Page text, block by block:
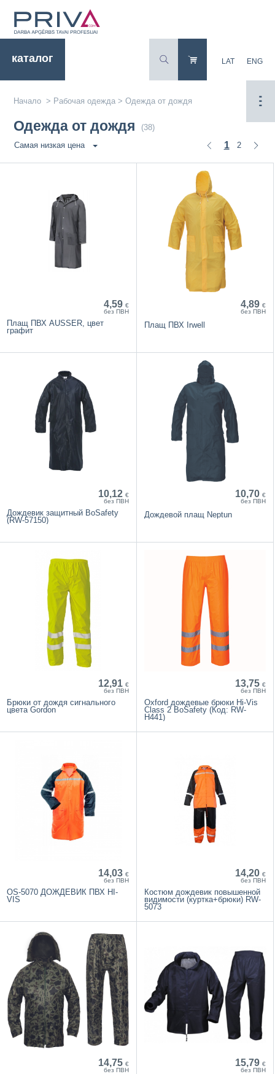
каталог LAT ENG
Начало > Рабочая одежда > Одежда от дождя
Одежда от дождя (38)
1 2
Самая низкая цена
4,59 €
без ПВН
Плащ ПВХ AUSSER, цвет
графит
4,89 €
без ПВН
Плащ ПВХ Irwell
10,12 €
без ПВН
Дождевик защитный BoSafety
(RW-57150)
10,70 €
без ПВН
Дождевой плащ Neptun
12,91 €
без ПВН
Брюки от дождя сигнального
цвета Gordon
13,75 €
без ПВН
Oxford дождевые брюки Hi-Vis
Class 2 BoSafety (Код: RW-
H441)
14,03 €
без ПВН
OS-5070 ДОЖДЕВИК ПВХ HI-
VIS
14,20 €
без ПВН
Костюм дождевик повышенной
видимости (куртка+брюки) RW-
5073
14,75 €
без ПВН
15,79 €
без ПВН